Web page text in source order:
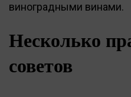
виноградными винами.
Несколько
советов